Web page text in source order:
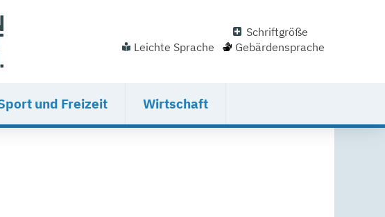
Schriftgröße
Leichte Sprache
Gebärdensprache
und Freizeit Wirtschaft